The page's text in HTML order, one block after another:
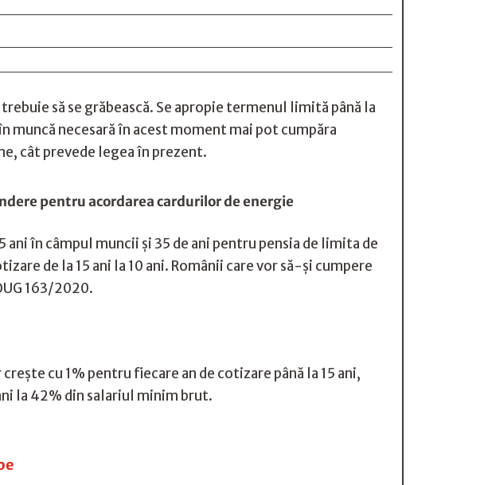
să se grăbească. Se apropie termenul limită până la
muncă necesară în acest moment mai pot cumpăra
cât prevede legea în prezent.
pentru acordarea cardurilor de energie
în câmpul muncii și 35 de ani pentru pensia de limita de
de la 15 ani la 10 ani. Românii care vor să-şi cumpere
163/2020.
cu 1% pentru fiecare an de cotizare până la 15 ani,
la 42% din salariul minim brut.